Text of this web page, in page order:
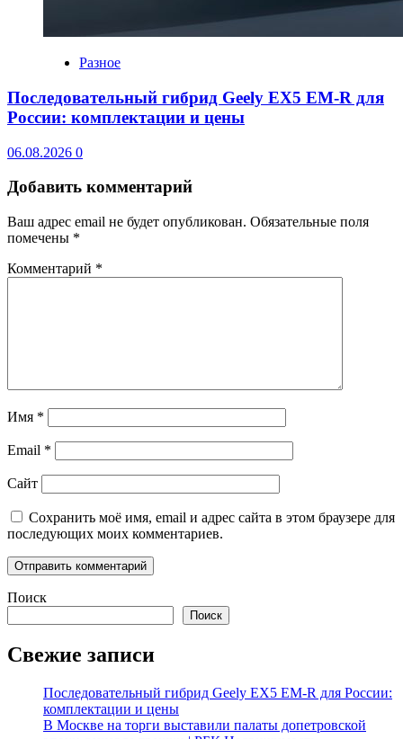
Разное
Последовательный гибрид Geely EX5 EM-R для
России: комплектации и цены
06.08.2026 0
Добавить комментарий
Ваш адрес email не будет опубликован. Обязательные поля
помечены *
Комментарий *
Имя *
Email *
Сайт
Сохранить моё имя, email и адрес сайта в этом браузере для
последующих моих комментариев.
Поиск
Поиск
Свежие записи
Последовательный гибрид Geely EX5 EM-R для России:
комплектации и цены
В Москве на торги выставили палаты допетровской